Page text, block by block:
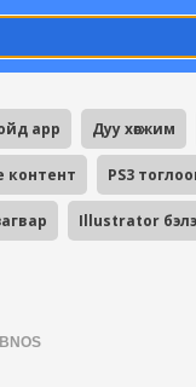
app Дуу хөгжим
контент PS3
Illustrator